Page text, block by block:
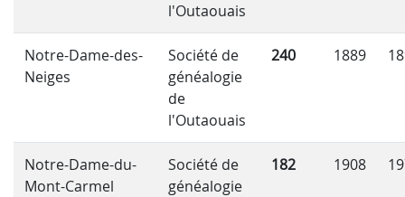
l'Outaouais
Notre-Dame-des-
Neiges
Société de
généalogie
de
l'Outaouais
240 1889
Notre-Dame-du-
Mont-Carmel
Société de
généalogie
182 1908